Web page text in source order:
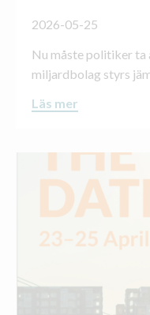
2026-05-25
Nu måste politiker ta
miljardbolag styrs
Läs mer